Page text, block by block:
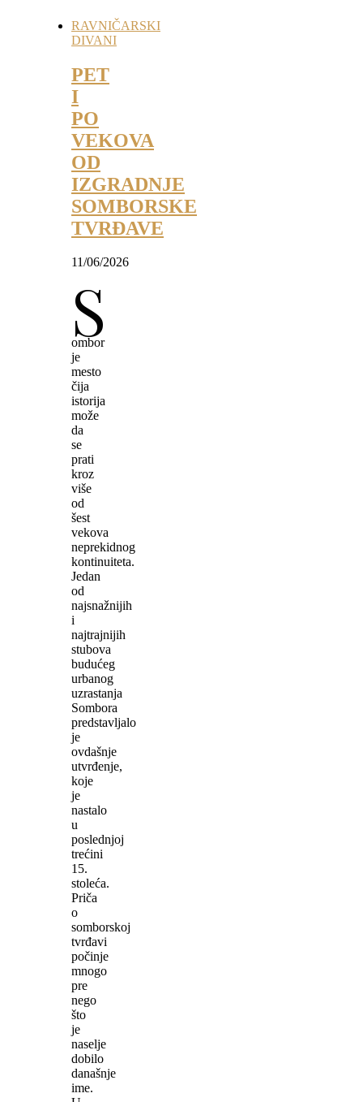
RAVNIČARSKI
DIVANI
PET
I
PO
VEKOVA
OD
IZGRADNJE
SOMBORSKE
TVRĐAVE
11/06/2026
S
ombor
je
mesto
čija
istorija
može
da
se
prati
kroz
više
od
šest
vekova
neprekidnog
kontinuiteta.
Jedan
od
najsnažnijih
i
najtrajnijih
stubova
budućeg
urbanog
uzrastanja
Sombora
predstavljalo
je
ovdašnje
utvrđenje,
koje
je
nastalo
u
poslednjoj
trećini
15.
stoleća.
Priča
o
somborskoj
tvrđavi
počinje
mnogo
pre
nego
što
je
naselje
dobilo
današnje
ime.